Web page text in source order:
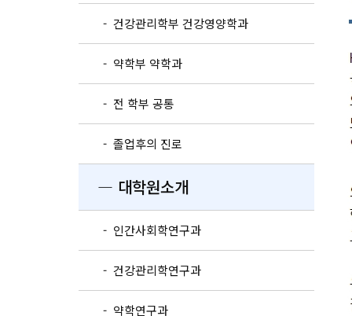
- 건강관리학부 건강영양학과
- 약학부 약학과
- 전 학부 공통
- 졸업후의 진로
― 대학원소개
- 인간사회학연구과
- 건강관리학연구과
- 약학연구과